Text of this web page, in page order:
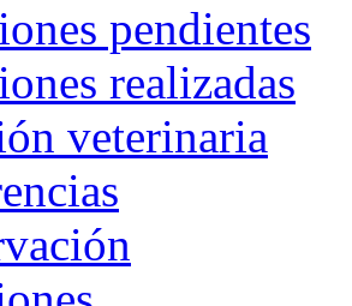
pendientes
realizadas
veterinaria